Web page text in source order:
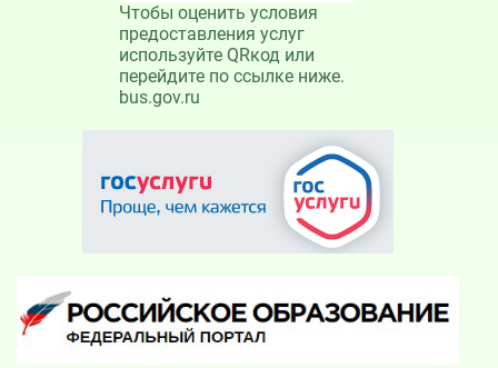
Чтобы оценить условия
предоставления услуг
используйте QRкод или
перейдите по ссылке ниже.
bus.gov.ru